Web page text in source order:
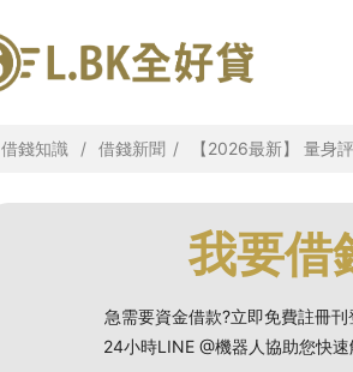
借錢知識 借錢新聞 【2026最新】 量身
我要借
急需要資金借款?立即免費註冊
24小時LINE @機器人協助您快